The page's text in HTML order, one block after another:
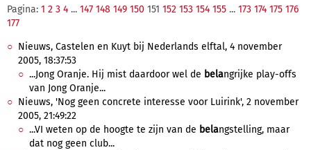
Pagina: 1 2 3 4 ... 147 148 149 150 151 152 153 154 155 ... 173 174 175 176
177
Nieuws, Castelen en Kuyt bij Nederlands elftal, 4 november
2005, 18:37:53
...Jong Oranje. Hij mist daardoor wel de belangrijke play-offs
van Jong Oranje...
Nieuws, 'Nog geen concrete interesse voor Luirink', 2 november
2005, 21:49:22
...VI weten op de hoogte te zijn van de belangstelling, maar
dat nog geen club...